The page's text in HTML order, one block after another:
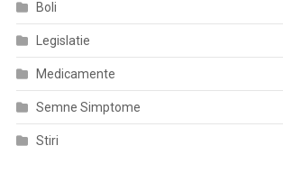
Boli
Legislatie
Medicamente
Semne Simptome
Stiri